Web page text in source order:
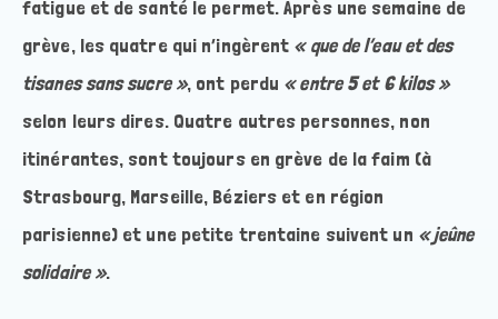
fatigue et de santé le permet. Après une semaine de
grève, les quatre qui n’ingèrent « que de l’eau et des
tisanes sans sucre », ont perdu « entre 5 et 6 kilos »
selon leurs dires. Quatre autres personnes, non
itinérantes, sont toujours en grève de la faim (à
Strasbourg, Marseille, Béziers et en région
parisienne) et une petite trentaine suivent un « jeûne
solidaire ».